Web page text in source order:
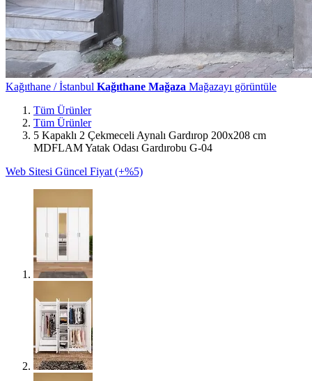
Kağıthane / İstanbul Kağıthane Mağaza Mağazayı görüntüle
Tüm Ürünler
Tüm Ürünler
5 Kapaklı 2 Çekmeceli Aynalı Gardırop 200x208 cm
MDFLAM Yatak Odası Gardırobu G-04
Web Sitesi Güncel Fiyat (+%5)